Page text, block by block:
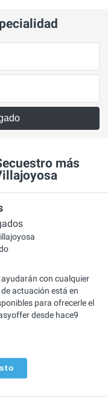
más
con cualquier
actuación está en
para ofrecerle el
desde hace9